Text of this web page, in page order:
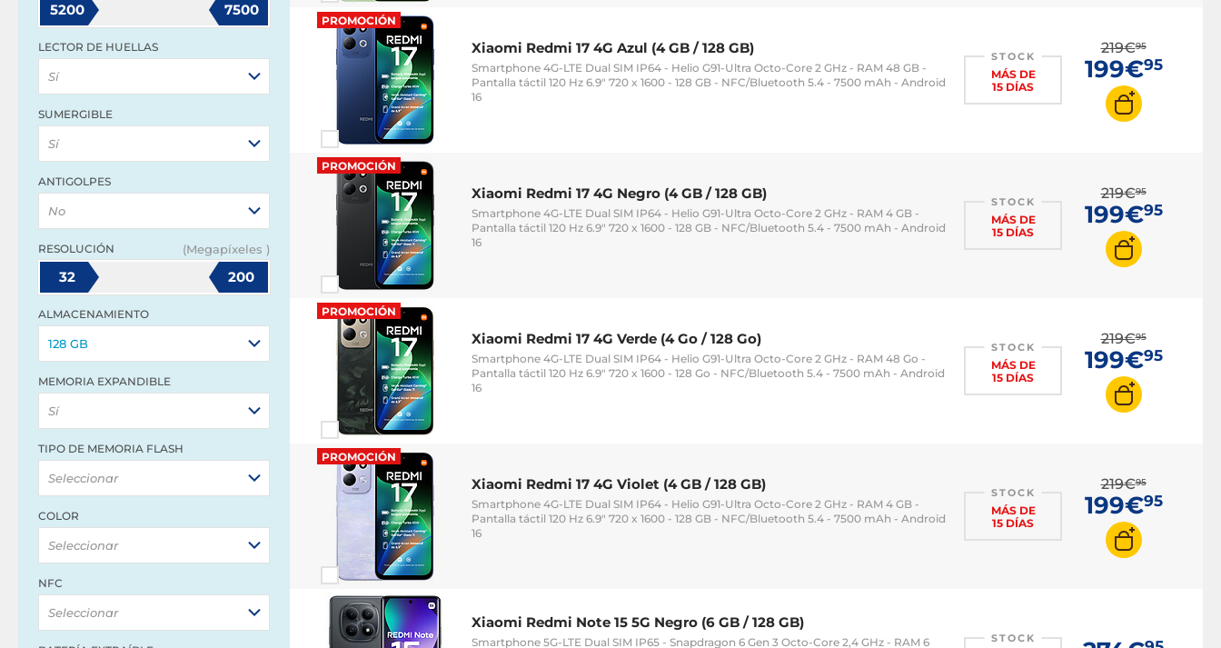
5200 7500
LECTOR DE HUELLAS
Sí
SUMERGIBLE
Sí
ANTIGOLPES
No
RESOLUCIÓN (Megapíxeles )
32 200
ALMACENAMIENTO
128 GB
MEMORIA EXPANDIBLE
Sí
TIPO DE MEMORIA FLASH
Seleccionar
COLOR
Seleccionar
NFC
Seleccionar
PROMOCIÓN
Xiaomi Redmi 17 4G Azul (4 GB / 128 GB)
Smartphone 4G-LTE Dual SIM IP64 - Helio G91-Ultra Octo-Core 2 GHz - RAM 48 GB -
Pantalla táctil 120 Hz 6.9" 720 x 1600 - 128 GB - NFC/Bluetooth 5.4 - 7500 mAh - Android
16
STOCK
MÁS DE
15 DÍAS
219€95
199€95
PROMOCIÓN
Xiaomi Redmi 17 4G Negro (4 GB / 128 GB)
Smartphone 4G-LTE Dual SIM IP64 - Helio G91-Ultra Octo-Core 2 GHz - RAM 4 GB -
Pantalla táctil 120 Hz 6.9" 720 x 1600 - 128 GB - NFC/Bluetooth 5.4 - 7500 mAh - Android
16
STOCK
MÁS DE
15 DÍAS
219€95
199€95
PROMOCIÓN
Xiaomi Redmi 17 4G Verde (4 Go / 128 Go)
Smartphone 4G-LTE Dual SIM IP64 - Helio G91-Ultra Octo-Core 2 GHz - RAM 48 Go -
Pantalla táctil 120 Hz 6.9" 720 x 1600 - 128 Go - NFC/Bluetooth 5.4 - 7500 mAh - Android
16
STOCK
MÁS DE
15 DÍAS
219€95
199€95
PROMOCIÓN
Xiaomi Redmi 17 4G Violet (4 GB / 128 GB)
Smartphone 4G-LTE Dual SIM IP64 - Helio G91-Ultra Octo-Core 2 GHz - RAM 4 GB -
Pantalla táctil 120 Hz 6.9" 720 x 1600 - 128 GB - NFC/Bluetooth 5.4 - 7500 mAh - Android
16
STOCK
MÁS DE
15 DÍAS
219€95
199€95
Xiaomi Redmi Note 15 5G Negro (6 GB / 128 GB)
Smartphone 5G-LTE Dual SIM IP65 - Snapdragon 6 Gen 3 Octo-Core 2,4 GHz - RAM 6
STOCK